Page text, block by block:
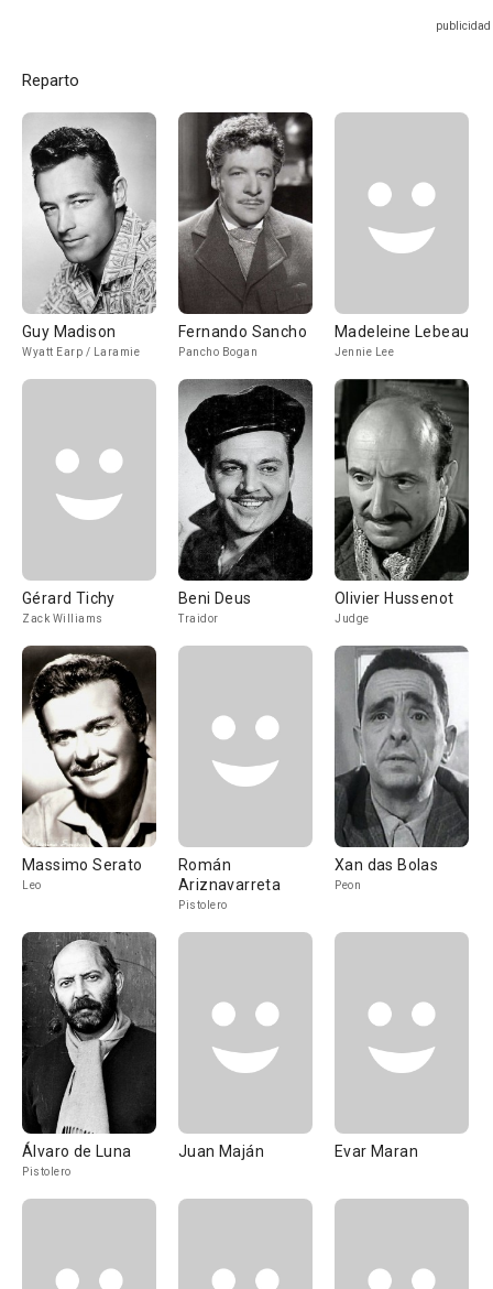
Reparto
Guy Madison
Wyatt Earp / Laramie
Fernando Sancho
Pancho Bogan
Madeleine Lebeau
Jennie Lee
Gérard Tichy
Zack Williams
Beni Deus
Traidor
Olivier Hussenot
Judge
Massimo Serato
Leo
Román
Ariznavarreta
Pistolero
Xan das Bolas
Peon
Álvaro de Luna
Pistolero
Juan Maján Evar Maran